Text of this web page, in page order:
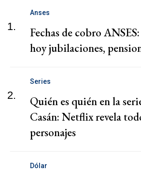
1.
Anses
Fechas de cobro
hoy jubilaciones,
2.
Series
Quién es quién en la
Casán: Netflix revela
personajes
Dólar